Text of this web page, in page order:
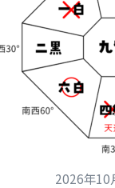
2026年10